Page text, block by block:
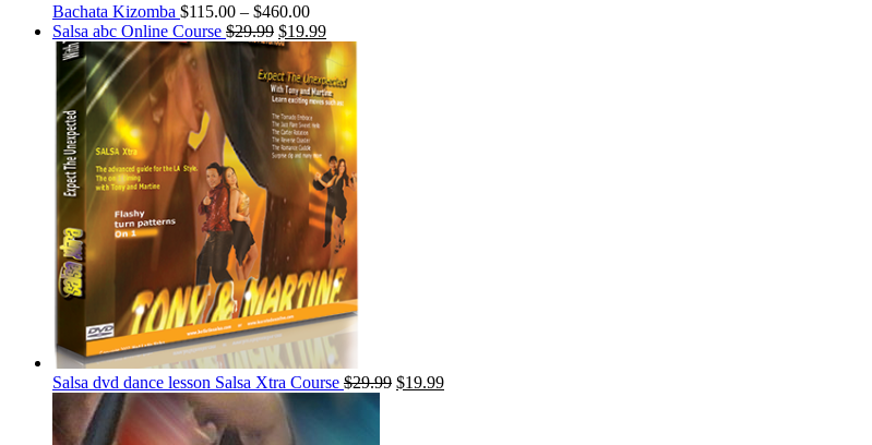
Bachata Kizomba $115.00 – $460.00
Salsa abc Online Course $29.99 $19.99
Salsa dvd dance lesson Salsa Xtra Course $29.99 $19.99